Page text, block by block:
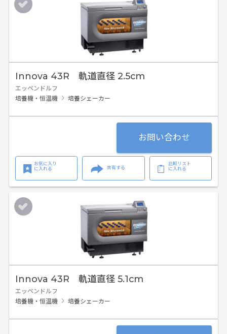
Innova 43R 軌道直径 2.5cm
エッペンドルフ
培養機・恒温機
培養シェーカー
お問い合わせ
お気に入り
に入れる
共有する
比較リスト
に入れる
Innova 43R 軌道直径 5.1cm
エッペンドルフ
培養機・恒温機
培養シェーカー